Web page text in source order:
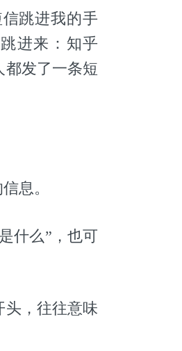
跳进我的手
进来：知乎
都发了一条短
息。
什么”，也可
头，往往意味